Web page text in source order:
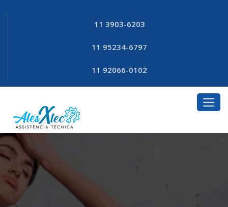
11 3903-6203
11 95234-6797
11 92066-0102